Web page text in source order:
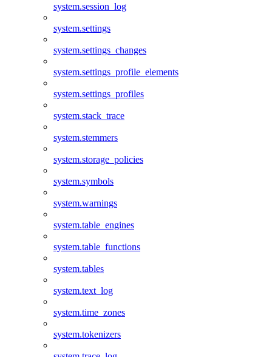
system.session_log
system.settings
system.settings_changes
system.settings_profile_elements
system.settings_profiles
system.stack_trace
system.stemmers
system.storage_policies
system.symbols
system.warnings
system.table_engines
system.table_functions
system.tables
system.text_log
system.time_zones
system.tokenizers